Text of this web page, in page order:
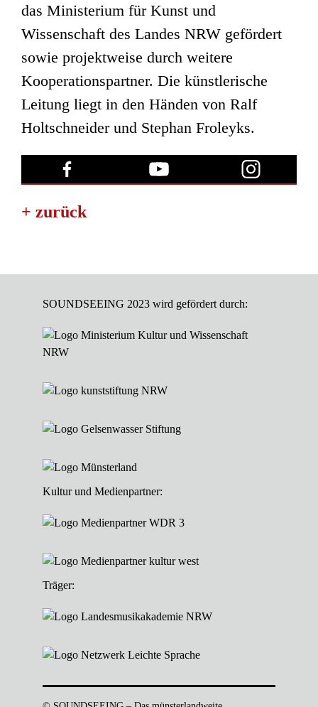
das Ministerium für Kunst und
Wissenschaft des Landes NRW gefördert
sowie projektweise durch weitere
Kooperationspartner. Die künstlerische
Leitung liegt in den Händen von Ralf
Holtschneider und Stephan Froleyks.
+ zurück
SOUNDSEEING 2023 wird gefördert durch:
Kultur und Medienpartner:
Träger: